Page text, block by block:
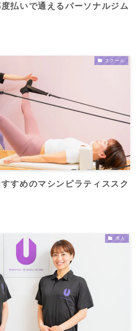
払いで通えるパーソナルジム
スクール
すめのマシンピラティススク
求人